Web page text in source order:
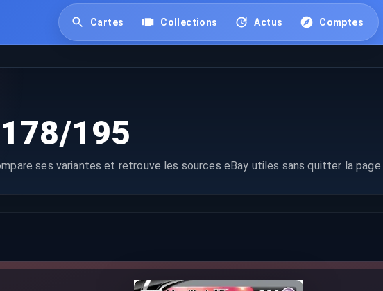
Cartes Collections Actus Comptes
195
ses variantes et retrouve les sources eBay utiles sans quitter la page.